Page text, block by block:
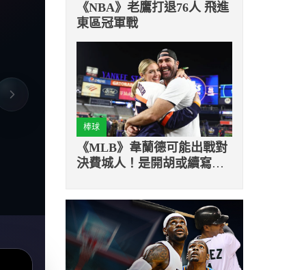
《NBA》老鷹打退76人 飛進
東區冠軍戰
棒球
《MLB》韋蘭德可能出戰對
決費城人！是開胡或續寫連